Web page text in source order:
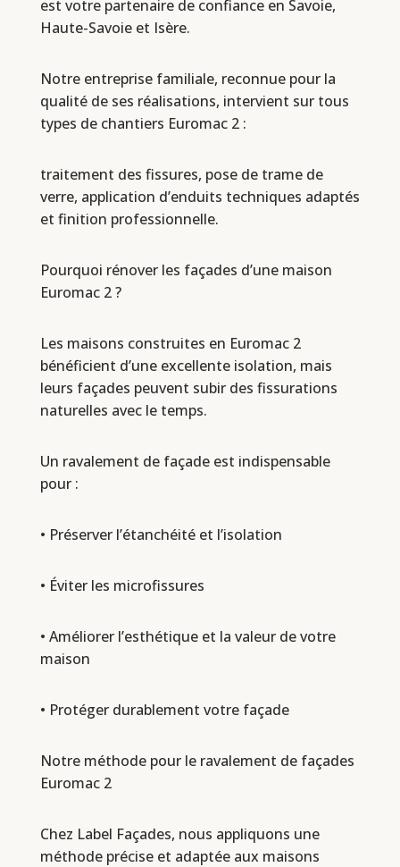
est votre partenaire de confiance en Savoie,
Haute-Savoie et Isère.
Notre entreprise familiale, reconnue pour la
qualité de ses réalisations, intervient sur tous
types de chantiers Euromac 2 :
traitement des fissures, pose de trame de
verre, application d’enduits techniques adaptés
et finition professionnelle.
Pourquoi rénover les façades d’une maison
Euromac 2 ?
Les maisons construites en Euromac 2
bénéficient d’une excellente isolation, mais
leurs façades peuvent subir des fissurations
naturelles avec le temps.
Un ravalement de façade est indispensable
pour :
• Préserver l’étanchéité et l’isolation
• Éviter les microfissures
• Améliorer l’esthétique et la valeur de votre
maison
• Protéger durablement votre façade
Notre méthode pour le ravalement de façades
Euromac 2
Chez Label Façades, nous appliquons une
méthode précise et adaptée aux maisons